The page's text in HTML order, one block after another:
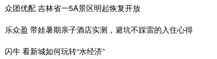
众团优配 吉林省一5A景区明起恢复开放
乐众盈 带娃暑期亲子酒店实测，避坑不踩雷的入住心得
闪牛 看新城如何玩转“水经济”